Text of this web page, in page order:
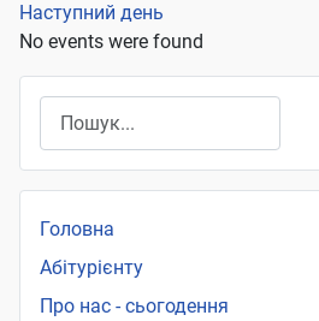
Наступний день
No events were found
Головна
Абітурієнту
Про нас - сьогодення